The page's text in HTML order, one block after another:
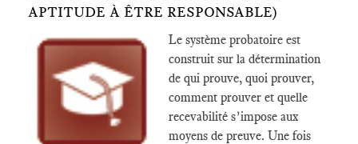
APTITUDE À ÊTRE RESPONSABLE)
Le système probatoire est
construit sur la détermination
de qui prouve, quoi prouver,
comment prouver et quelle
recevabilité s’impose aux
moyens de preuve. Une fois